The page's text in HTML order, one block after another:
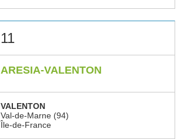
11
ARESIA-VALENTON
VALENTON
Val-de-Marne (94)
Île-de-France